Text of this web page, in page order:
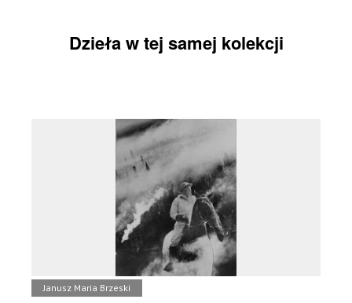
Dzieła w tej samej kolekcji
Janusz Maria Brzeski